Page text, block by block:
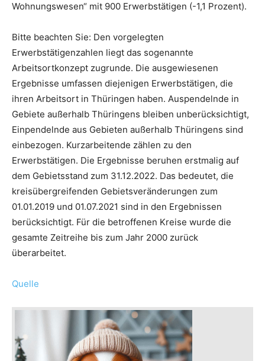
Wohnungswesen“ mit 900 Erwerbstätigen (-1,1 Prozent).
Bitte beachten Sie: Den vorgelegten
Erwerbstätigenzahlen liegt das sogenannte
Arbeitsortkonzept zugrunde. Die ausgewiesenen
Ergebnisse umfassen diejenigen Erwerbstätigen, die
ihren Arbeitsort in Thüringen haben. Auspendelnde in
Gebiete außerhalb Thüringens bleiben unberücksichtigt,
Einpendelnde aus Gebieten außerhalb Thüringens sind
einbezogen. Kurzarbeitende zählen zu den
Erwerbstätigen. Die Ergebnisse beruhen erstmalig auf
dem Gebietsstand zum 31.12.2022. Das bedeutet, die
kreisübergreifenden Gebietsveränderungen zum
01.01.2019 und 01.07.2021 sind in den Ergebnissen
berücksichtigt. Für die betroffenen Kreise wurde die
gesamte Zeitreihe bis zum Jahr 2000 zurück
überarbeitet.
Quelle